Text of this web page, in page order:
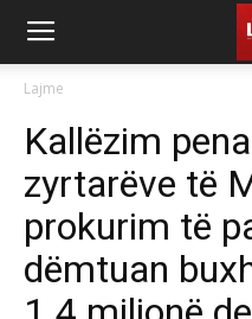
Lajme
Kallëzim
zyrtarëve të
prokurim të
dëmtuan